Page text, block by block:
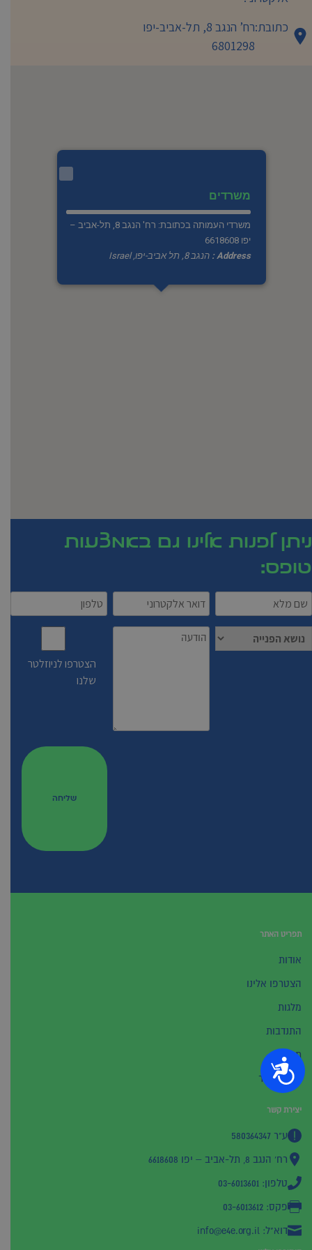
נגישות
רח’ הנגב 8, תל-אביב-יפו
6801298
כתובת:
משרדים
משרדי העמותה בכתובת: רח' הנגב 8, תל-אביב –
יפו 6618608
Address :
הנגב 8, תל אביב-יפו, Israel
ניתן לפנות אלינו גם באמצעות
טופס:
הצטרפו לניוזלטר
שלנו
תפריט האתר
אודות
הצטרפו אלינו
מלגות
התנדבות
תרומות
יצירת קשר
יצירת קשר
ע"ר 580364347
רח' הנגב 8, תל-אביב – יפו 6618608
טלפון: 03-6013601
פקס: 03-6013612
דוא"ל: info@e4e.org.il